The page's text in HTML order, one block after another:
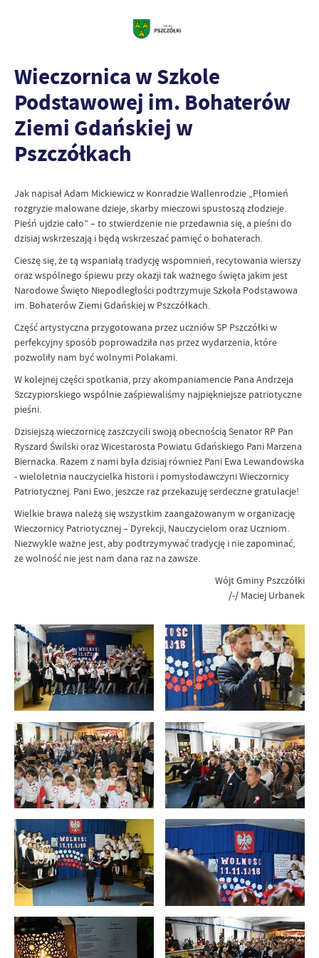
Wieczornica w Szkole
Podstawowej im. Bohaterów
Ziemi Gdańskiej w
Pszczółkach
Jak napisał Adam Mickiewicz w Konradzie Wallenrodzie „Płomień
rozgryzie malowane dzieje, skarby mieczowi spustoszą złodzieje.
Pieśń ujdzie cało” – to stwierdzenie nie przedawnia się, a pieśni do
dzisiaj wskrzeszają i będą wskrzeszać pamięć o bohaterach.
Cieszę się, że tą wspaniałą tradycję wspomnień, recytowania wierszy
oraz wspólnego śpiewu przy okazji tak ważnego święta jakim jest
Narodowe Święto Niepodległości podtrzymuje Szkoła Podstawowa
im. Bohaterów Ziemi Gdańskiej w Pszczółkach.
Część artystyczna przygotowana przez uczniów SP Pszczółki w
perfekcyjny sposób poprowadziła nas przez wydarzenia, które
pozwoliły nam być wolnymi Polakami.
W kolejnej części spotkania, przy akompaniamencie Pana Andrzeja
Szczypiorskiego wspólnie zaśpiewaliśmy najpiękniejsze patriotyczne
pieśni.
Dzisiejszą wieczornicę zaszczycili swoją obecnością Senator RP Pan
Ryszard Świlski oraz Wicestarosta Powiatu Gdańskiego Pani Marzena
Biernacka. Razem z nami była dzisiaj również Pani Ewa Lewandowska
- wieloletnia nauczycielka historii i pomysłodawczyni Wieczornicy
Patriotycznej. Pani Ewo, jeszcze raz przekazuję serdeczne gratulacje!
Wielkie brawa należą się wszystkim zaangażowanym w organizację
Wieczornicy Patriotycznej – Dyrekcji, Nauczycielom oraz Uczniom.
Niezwykle ważne jest, aby podtrzymywać tradycję i nie zapominać,
że wolność nie jest nam dana raz na zawsze.
Wójt Gminy Pszczółki
/-/ Maciej Urbanek